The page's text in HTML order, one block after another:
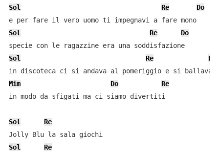
Sol
Re
Do
e per fare il vero uomo ti impegnavi a fare mono
Sol
Re
Do
specie con le ragazzine era una soddisfazione
Sol
Re
Do
Mim
Do
Re
in modo da sfigati ma ci siamo divertiti
Sol
Re
Sol
Re